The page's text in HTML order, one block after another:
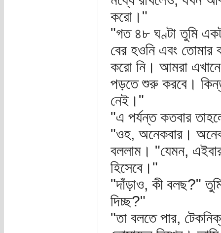
করো।"
"গত ৪৮ ঘণ্টা তুমি
বের হওনি এবং তোমার
করো নি। আমরা
পড়তে শুরু করবে।
নেই।"
"এ পর্যন্ত কতবার
"ওহ, অনেকবার।
বললাম। "যেমন,
হিসেবে।"
"দাঁড়াও, কী বলছ?"
দিচ্ছ?"
"তা বলতে পার,